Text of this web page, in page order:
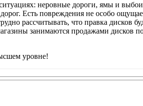
неровные дороги, ямы и
Есть повреждения не особо
рассчитывать, что правка дисков
занимаются продажами дисков
уровне!